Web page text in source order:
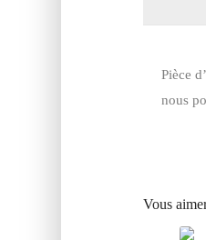
Pièce
nous
Vous